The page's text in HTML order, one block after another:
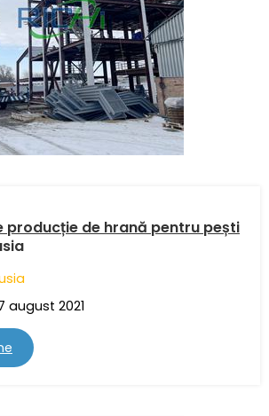
producție de hrană pentru pești
august 2021